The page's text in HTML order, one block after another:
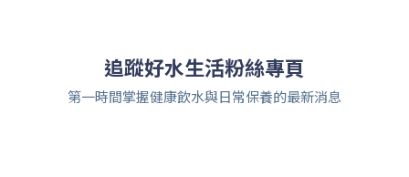
追蹤好水生活粉絲專頁
第一時間掌握健康飲水與日常保養的最新消息